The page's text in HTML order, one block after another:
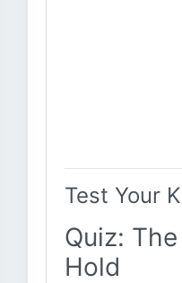
Test Your
Quiz:
Hold